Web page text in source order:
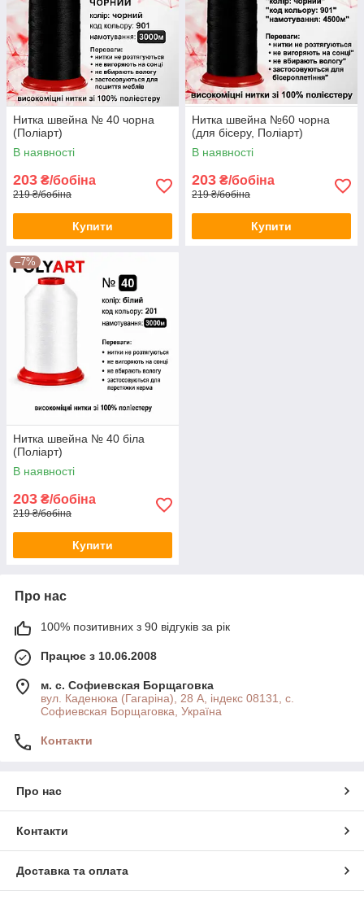
Нитка швейна № 40 чорна
(Поліарт)
В наявності
203 ₴/бобіна
219 ₴/бобіна
Купити
Нитка швейна №60 чорна
(для бісеру, Поліарт)
В наявності
203 ₴/бобіна
219 ₴/бобіна
Купити
–7%
Нитка швейна № 40 біла
(Поліарт)
В наявності
203 ₴/бобіна
219 ₴/бобіна
Купити
Про нас
100% позитивних з 90 відгуків за рік
Працює з 10.06.2008
м. с. Софиевская Борщаговка
вул. Каденюка (Гагаріна), 28 А, індекс 08131, с.
Софиевская Борщаговка, Україна
Контакти
Про нас
Контакти
Доставка та оплата